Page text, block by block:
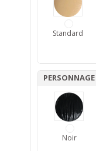
Standard
Noir